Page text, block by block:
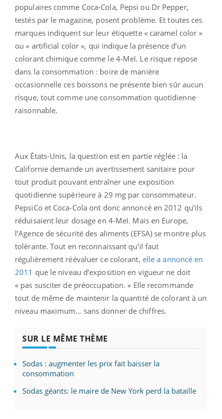
populaires comme Coca-Cola, Pepsi ou Dr Pepper,
testés par le magazine, posent problème. Et toutes ces
marques indiquent sur leur étiquette « caramel color »
ou « artificial color », qui indique la présence d’un
colorant chimique comme le 4-MeI. Le risque repose
dans la consommation : boire de manière
occasionnelle ces boissons ne présente bien sûr aucun
risque, tout comme une consommation quotidienne
raisonnable.
Aux États-Unis, la question est en partie réglée : la
Californie demande un avertissement sanitaire pour
tout produit pouvant entraîner une exposition
quotidienne supérieure à 29 mg par consommateur.
PepsiCo et Coca-Cola ont donc annoncé en 2012 qu’ils
réduisaient leur dosage en 4-MeI. Mais en Europe,
l’Agence de sécurité des aliments (EFSA) se montre plus
tolérante. Tout en reconnaissant qu’il faut
régulièrement réévaluer ce colorant, elle a annoncé en
2011 que le niveau d’exposition en vigueur ne doit
« pas susciter de préoccupation. » Elle recommande
tout de même de maintenir la quantité de colorant à un
niveau maximum… sans donner de chiffres.
SUR LE MÊME THÈME
Sodas : augmenter les prix fait baisser la
consommation
Sodas géants: le maire de New York perd la bataille